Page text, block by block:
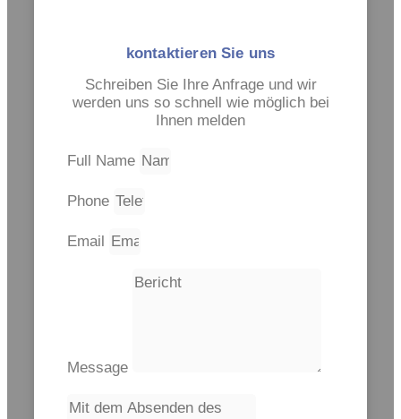
kontaktieren Sie uns
Schreiben Sie Ihre Anfrage und wir
werden uns so schnell wie möglich bei
Ihnen melden
Full Name
Phone
Email
Message